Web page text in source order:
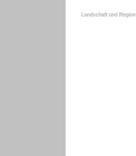
Landschaft und Region